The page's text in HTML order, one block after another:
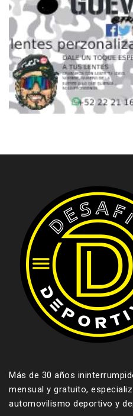
Más de 30 años
mensual y gratuito,
automovilismo deportivo y